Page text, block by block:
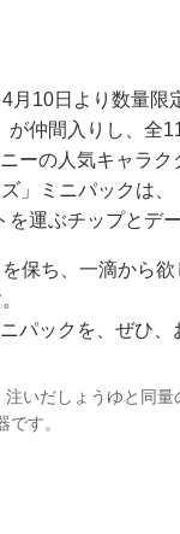
月10日より数量限
間入りし、全11
ーの人気キャラク
」ミニパックは、
運ぶチップとデ
保ち、一滴から
パックを、ぜひ、
いだしょうゆと同量
す。